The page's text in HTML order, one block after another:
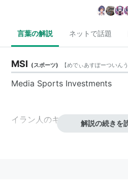
言葉の解説 ネットで話題
MSI (スポーツ) 【めでぃあすぽーついん
Media Sports Investments
イラン人のキア・ジョーラブチ
Joorabchian） がオーナーを
解説の続きを